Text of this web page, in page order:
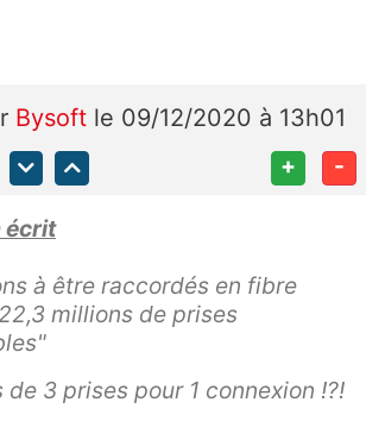
Bysoft le 09/12/2020 à 13h01
+ -
écrit
à être raccordés en fibre
millions de prises
de 3 prises pour 1 connexion !?!